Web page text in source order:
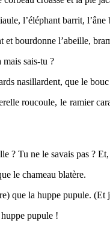
l’éléphant barrit, l’âne
et bourdonne l’abeille,
mais sais-tu ?
nasillardent, que le
roucoule, le ramier
? Tu ne le savais pas ?
le chameau blatère.
que la huppe pupule.
pupule !